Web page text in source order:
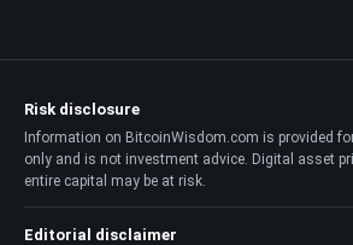
Risk disclosure
Information on BitcoinWisdom.com is provided
only and is not investment advice. Digital asset
entire capital may be at risk.
Editorial disclaimer